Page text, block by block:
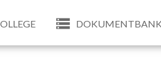
DOKUMENTBANK